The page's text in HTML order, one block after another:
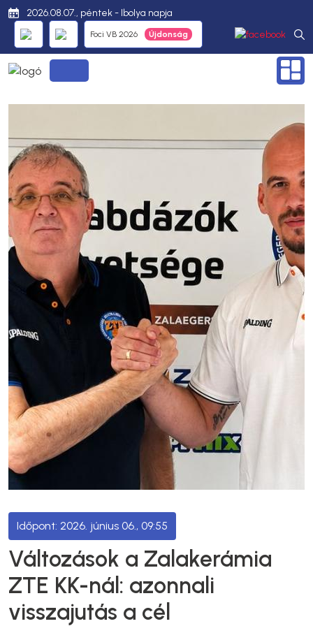
2026.08.07., péntek - Ibolya napja
Foci VB 2026
2026. június 06., 09:55
Változások a Zalakerámia
ZTE KK-nál: azonnali
visszajutás a cél